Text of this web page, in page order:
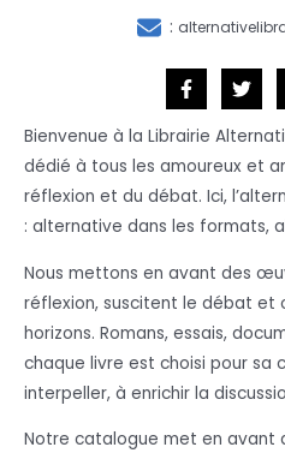
:
Bienvenue à la Librairie
dédié à tous les amoureux et
réflexion et du débat. Ici,
: alternative dans les formats,
Nous mettons en avant des
réflexion, suscitent le débat et
horizons. Romans, essais,
chaque livre est choisi pour sa
interpeller, à enrichir la
Notre catalogue met en avant